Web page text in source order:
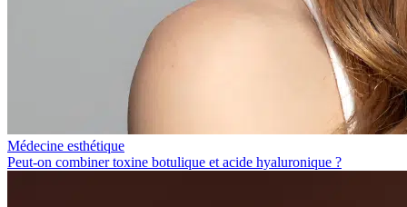
Médecine esthétique
Peut-on combiner toxine botulique et acide hyaluronique ?